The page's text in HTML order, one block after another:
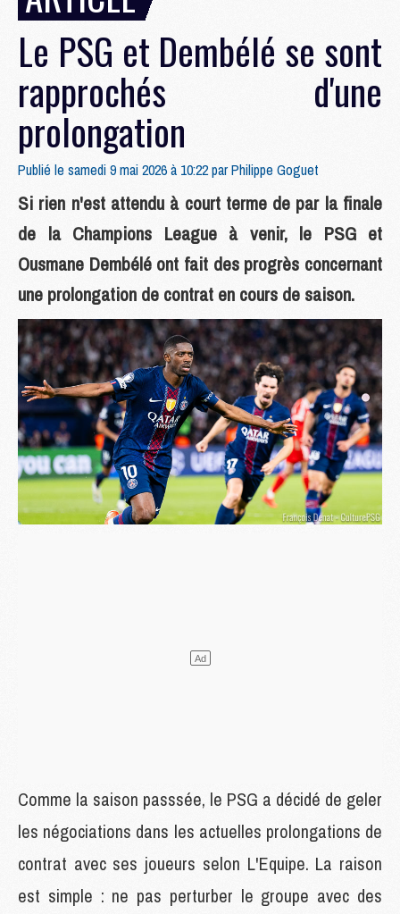
Le PSG et Dembélé se sont
rapprochés d'une
prolongation
Publié le samedi 9 mai 2026 à 10:22 parPhilippe Goguet
Si rien n'est attendu à court terme de par la finale
de la Champions League à venir, le PSG et
Ousmane Dembélé ont fait des progrès concernant
une prolongation de contrat en cours de saison.
Comme la saison passsée, le PSG a décidé de geler
les négociations dans les actuelles prolongations de
contrat avec ses joueurs selon L'Equipe. La raison
est simple : ne pas perturber le groupe avec des